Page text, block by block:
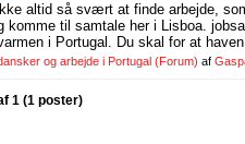
altid så svært at finde arbejde,
komme til samtale her i Lisboa.
i Portugal. Du skal for at
og arbejde i Portugal (Forum) af
1 (1 poster)